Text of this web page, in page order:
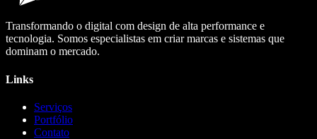
Transformando o digital com design de alta performance e
tecnologia. Somos especialistas em criar marcas e sistemas que
dominam o mercado.
Links
Serviços
Portfólio
Contato